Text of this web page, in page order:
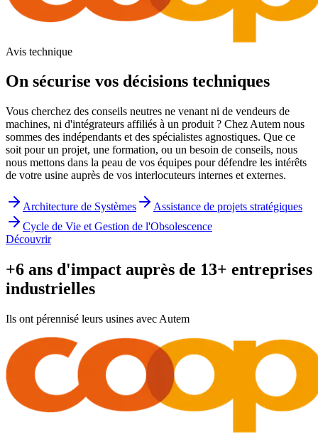
Avis technique
On sécurise vos décisions techniques
Vous cherchez des conseils neutres ne venant ni de vendeurs de
machines, ni d'intégrateurs affiliés à un produit ? Chez Autem nous
sommes des indépendants et des spécialistes agnostiques. Que ce
soit pour un projet, une formation, ou un besoin de conseils, nous
nous mettons dans la peau de vos équipes pour défendre les intérêts
de votre usine auprès de vos interlocuteurs internes et externes.
Architecture de Systèmes
Assistance de projets stratégiques
Cycle de Vie et Gestion de l'Obsolescence
Découvrir
+6 ans d'impact auprès de 13+ entreprises
industrielles
Ils ont pérennisé leurs usines avec Autem